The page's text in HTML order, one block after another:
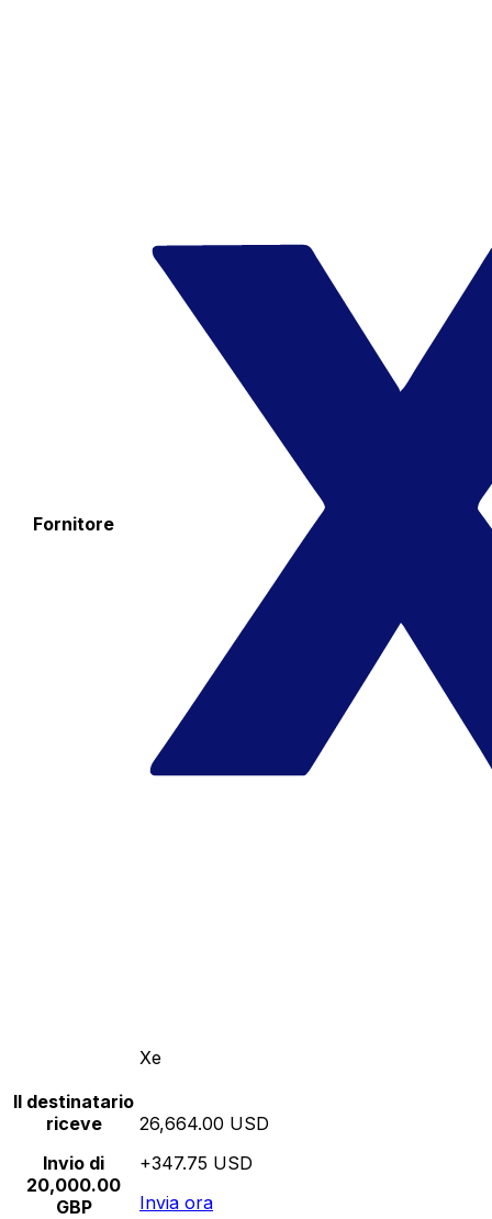
Fornitore
Xe
Il destinatario
riceve
Invio di
20,000.00
GBP
26,664.00 USD
+347.75 USD
Invia ora